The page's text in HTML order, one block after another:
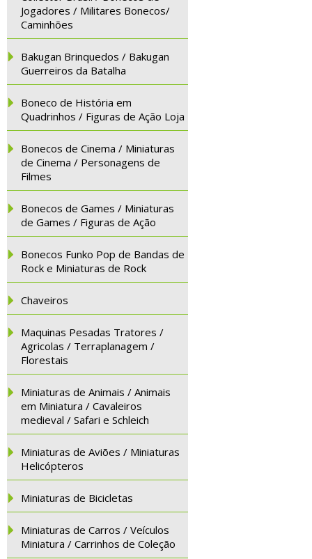
Jogadores / Militares Bonecos/
Caminhões
Bakugan Brinquedos / Bakugan
Guerreiros da Batalha
Boneco de História em
Quadrinhos / Figuras de Ação Loja
Bonecos de Cinema / Miniaturas
de Cinema / Personagens de
Filmes
Bonecos de Games / Miniaturas
de Games / Figuras de Ação
Bonecos Funko Pop de Bandas de
Rock e Miniaturas de Rock
Chaveiros
Maquinas Pesadas Tratores /
Agricolas / Terraplanagem /
Florestais
Miniaturas de Animais / Animais
em Miniatura / Cavaleiros
medieval / Safari e Schleich
Miniaturas de Aviões / Miniaturas
Helicópteros
Miniaturas de Bicicletas
Miniaturas de Carros / Veículos
Miniatura / Carrinhos de Coleção